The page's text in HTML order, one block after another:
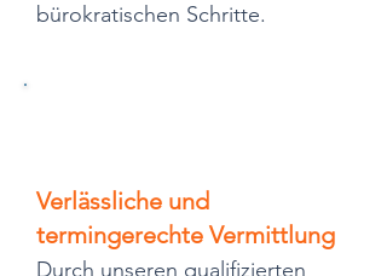
bürokratischen Schritte.
Verlässliche und
termingerechte Vermittlung
Durch unseren qualifizierten